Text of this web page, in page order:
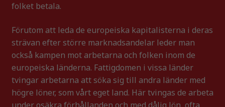
folket betala.
Förutom att leda de europeiska kapitalisterna i deras
strävan efter större marknadsandelar leder man
också kampen mot arbetarna och folken inom de
europeiska länderna. Fattigdomen i vissa länder
tvingar arbetarna att söka sig till andra länder med
högre löner, som vårt eget land. Här tvingas de arbeta